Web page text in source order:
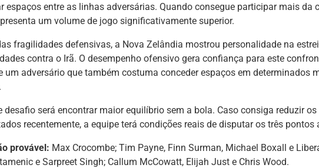
espaços entre as linhas adversárias. Quando consegue participar mais da
um volume de jogo significativamente superior.
fragilidades defensivas, a Nova Zelândia mostrou personalidade na
contra o Irã. O desempenho ofensivo gera confiança para este
um adversário que também costuma conceder espaços em determinados
desafio será encontrar maior equilíbrio sem a bola. Caso consiga reduzir
recentemente, a equipe terá condições reais de disputar os três
provável: Max Crocombe; Tim Payne, Finn Surman, Michael Boxall e
e Sarpreet Singh; Callum McCowatt, Elijah Just e Chris Wood.